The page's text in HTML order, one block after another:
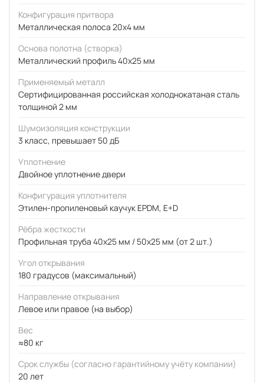
Конфигурация притвора
Металлическая полоса 20x4 мм
Основа полотна (створка)
Металлический профиль 40x25 мм
Применяемый металл
Сертифицированная российская холоднокатаная сталь
толщиной 2 мм
Шумоизоляция конструкции
3 класс, превышает 50 дБ
Уплотнение
Двойное уплотнение двери
Конфигурация уплотнителя
Этилен-пропиленовый каучук EPDM, E+D
Рёбра жесткости
Профильная труба 40х25 мм / 50x25 мм (от 2 шт.)
Угол открывания
180 градусов (максимальный)
Направление открывания
Левое или правое (на выбор)
Вес
≈80 кг
Срок службы (согласно гарантийному учёту компании)
20 лет